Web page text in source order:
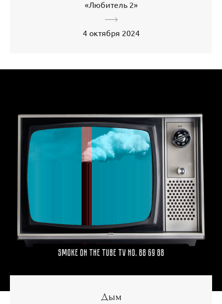
«Любитель 2»
4 октября 2024
Дым